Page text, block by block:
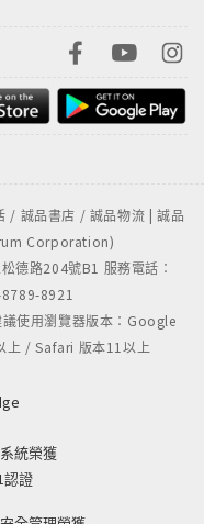
/ 誠品書店 / 誠品物流 | 誠品
Corporation)
德路204號B1 服務電話：
8921
使用瀏覽器版本：Google
上 / Safari 版本11以上
統榮獲
認證